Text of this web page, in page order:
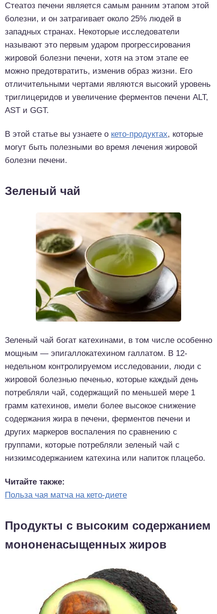
Стеатоз печени является самым ранним этапом этой
болезни, и он затрагивает около 25% людей в
западных странах. Некоторые исследователи
называют это первым ударом прогрессирования
жировой болезни печени, хотя на этом этапе ее
можно предотвратить, изменив образ жизни. Его
отличительными чертами являются высокий уровень
триглицеридов и увеличение ферментов печени ALT,
AST и GGT.
В этой статье вы узнаете о кето-продуктах, которые
могут быть полезными во время лечения жировой
болезни печени.
Зеленый чай
Зеленый чай богат катехинами, в том числе особенно
мощным — эпигаллокатехином галлатом. В 12-
недельном контролируемом исследовании, люди с
жировой болезнью печенью, которые каждый день
потребляли чай, содержащий по меньшей мере 1
грамм катехинов, имели более высокое снижение
содержания жира в печени, ферментов печени и
других маркеров воспаления по сравнению с
группами, которые потребляли зеленый чай с
низкимсодержанием катехина или напиток плацебо.
Читайте также:
Польза чая матча на кето-диете
Продукты с высоким содержанием
мононенасыщенных жиров